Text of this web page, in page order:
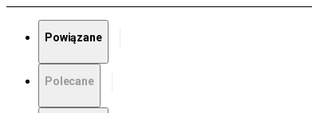
Powiązane
Polecane